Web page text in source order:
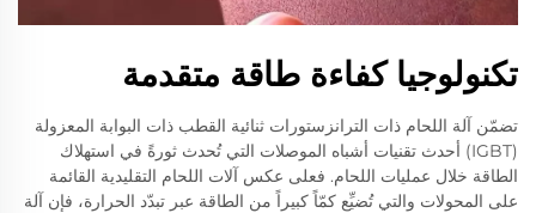
تكنولوجيا كفاءة طاقة متقدمة
تضمّن آلة اللحام ذات الترانزستورات ثنائية القطب ذات البوابة المعزولة
(IGBT) أحدث تقنيات أشباه الموصلات التي تُحدث ثورةً في استهلاك
الطاقة خلال عمليات اللحام. فعلى عكس آلات اللحام التقليدية القائمة
على المحولات والتي تُضيِّع كمّاً كبيراً من الطاقة عبر تبدّد الحرارة، فإن آلة